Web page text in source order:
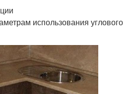
использования углового